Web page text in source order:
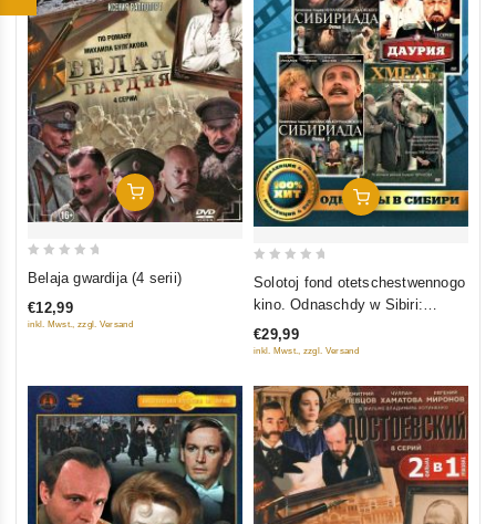
In Den Warenkorb
of
Belaja gwardija (4 serii)
€12,99
inkl. Mwst., zzgl. Versand
In Den Warenkorb
5
Solotoj fond otetschestwennogo
kino. Odnaschdy w Sibiri:
Sibiriada (Film 1-2); Daurija;
Chmel (4 DVD)
€29,99
inkl. Mwst., zzgl. Versand